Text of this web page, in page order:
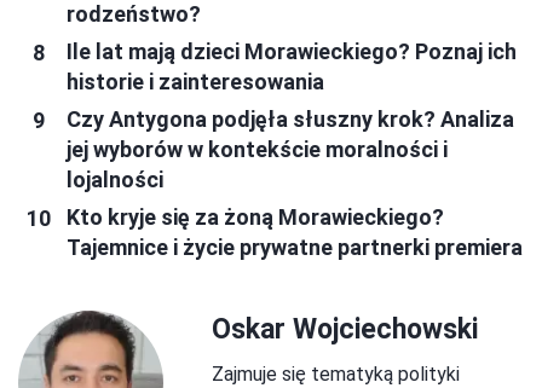
rodzeństwo?
Ile lat mają dzieci Morawieckiego? Poznaj ich
historie i zainteresowania
Czy Antygona podjęła słuszny krok? Analiza
jej wyborów w kontekście moralności i
lojalności
Kto kryje się za żoną Morawieckiego?
Tajemnice i życie prywatne partnerki premiera
Oskar Wojciechowski
Zajmuje się tematyką polityki